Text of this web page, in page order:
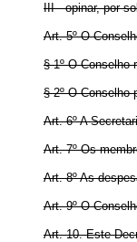
III - opinar, por
Art. 5º O
§ 1º O Conselho
§ 2º O Conselho
Art. 6º A
Art. 7º Os
Art. 8º As
Art. 9º O
Art. 10. Este